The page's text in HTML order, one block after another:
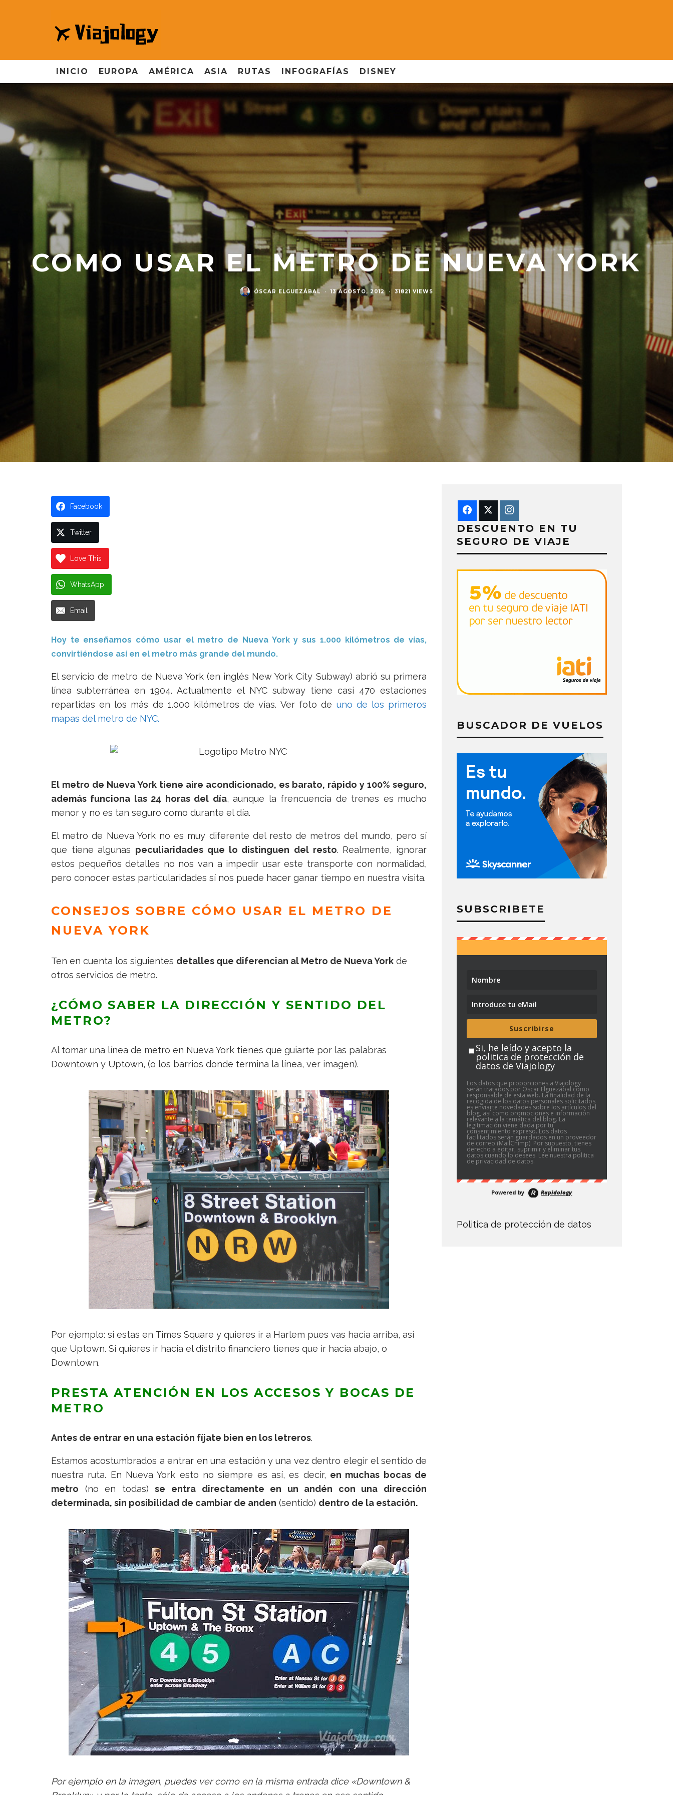
INICIO EUROPA AMÉRICA ASIA RUTAS INFOGRAFÍAS DISNEY
COMO USAR EL METRO DE NUEVA YORK
ÓSCAR ELGUEZÁBAL · 13 AGOSTO, 2012 · 31821 VIEWS
Facebook
Twitter
Love This
WhatsApp
Email
Hoy te enseñamos cómo usar el metro de Nueva York y sus 1.000 kilómetros de vías,
convirtiéndose así en el metro más grande del mundo.
El servicio de metro de Nueva York (en inglés New York City Subway) abrió su primera
línea subterránea en 1904. Actualmente el NYC subway tiene casi 470 estaciones
repartidas en los más de 1.000 kilómetros de vías. Ver foto de uno de los primeros
mapas del metro de NYC.
El metro de Nueva York tiene aire acondicionado, es barato, rápido y 100% seguro,
además funciona las 24 horas del día, aunque la frencuencia de trenes es mucho
menor y no es tan seguro como durante el día.
El metro de Nueva York no es muy diferente del resto de metros del mundo, pero sí
que tiene algunas peculiaridades que lo distinguen del resto. Realmente, ignorar
estos pequeños detalles no nos van a impedir usar este transporte con normalidad,
pero conocer estas particularidades sí nos puede hacer ganar tiempo en nuestra visita.
CONSEJOS SOBRE CÓMO USAR EL METRO DE
NUEVA YORK
Ten en cuenta los siguientes detalles que diferencian al Metro de Nueva York de
otros servicios de metro.
¿CÓMO SABER LA DIRECCIÓN Y SENTIDO DEL
METRO?
Al tomar una línea de metro en Nueva York tienes que guiarte por las palabras
Downtown y Uptown, (o los barrios donde termina la línea, ver imagen).
Por ejemplo: si estas en Times Square y quieres ir a Harlem pues vas hacia arriba, asi
que Uptown. Si quieres ir hacia el distrito financiero tienes que ir hacia abajo, o
Downtown.
PRESTA ATENCIÓN EN LOS ACCESOS Y BOCAS DE
METRO
Antes de entrar en una estación fíjate bien en los letreros.
Estamos acostumbrados a entrar en una estación y una vez dentro elegir el sentido de
nuestra ruta. En Nueva York esto no siempre es así, es decir, en muchas bocas de
metro (no en todas)se entra directamente en un andén con una dirección
determinada, sin posibilidad de cambiar de anden (sentido) dentro de la estación.
Por ejemplo en la imagen, puedes ver como en la misma entrada dice «Downtown &
DESCUENTO EN TU
SEGURO DE VIAJE
BUSCADOR DE VUELOS
SUBSCRIBETE
Suscribirse
Si, he leído y acepto la
politica de protección de
datos de Viajology
Los datos que proporciones a Viajology
serán tratados por Óscar Elguezábal como
responsable de esta web. La finalidad de la
recogida de los datos personales solicitados
es enviarte novedades sobre los artículos del
blog, así como promociones e información
relevante a la temática del blog. La
legitimación viene dada por tu
consentimiento expreso. Los datos
facilitados serán guardados en un proveedor
de correo (MailChimp). Por supuesto, tienes
derecho a editar, suprimir y eliminar tus
datos cuando lo desees. Lee nuestra politica
de privacidad de datos.
Powered by Rapidology
Politica de protección de datos